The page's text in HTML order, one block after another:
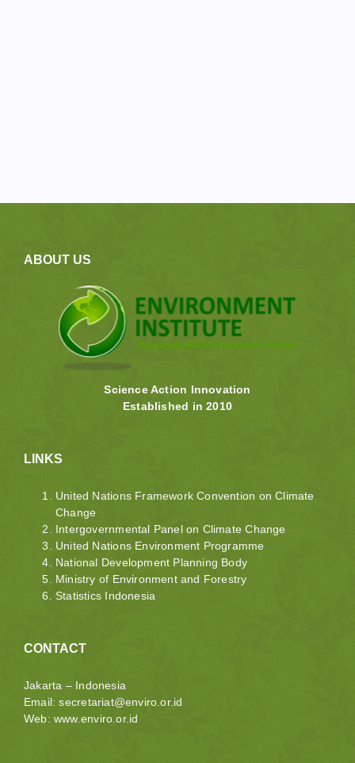
ABOUT US
Science Action Innovation
Established in 2010
LINKS
United Nations Framework Convention on Climate
Change
Intergovernmental Panel on Climate Change
United Nations Environment Programme
National Development Planning Body
Ministry of Environment and Forestry
Statistics Indonesia
CONTACT
Jakarta – Indonesia
Email:secretariat@enviro.or.id
Web: www.enviro.or.id